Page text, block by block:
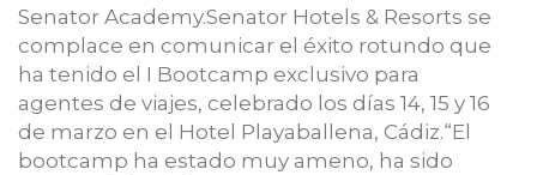
Senator Academy.Senator Hotels & Resorts se
complace en comunicar el éxito rotundo que
ha tenido el I Bootcamp exclusivo para
agentes de viajes, celebrado los días 14, 15 y 16
de marzo en el Hotel Playaballena, Cádiz.“El
bootcamp ha estado muy ameno, ha sido